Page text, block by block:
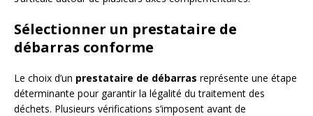
Sélectionner un prestataire de
débarras conforme
Le choix d’un prestataire de débarras représente une étape
déterminante pour garantir la légalité du traitement des
déchets. Plusieurs vérifications s’imposent avant de